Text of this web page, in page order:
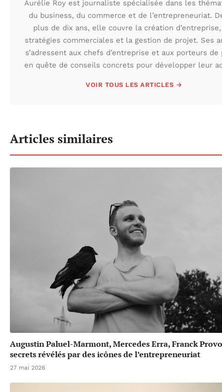
Aurélie Roy est journaliste spécialisée dans les
du business, du commerce et de l’entrepreneuriat.
plus de dix ans, elle couvre la création
stratégies commerciales et la gestion de projet. Ses
s’adressent aux chefs d’entreprise et aux porteurs de
en quête de conseils concrets pour développer leur
VOIR TOUS LES ARTICLES →
Articles similaires
Augustin Paluel-Marmont, Mercedes Erra, Franck
secrets révélés par des icônes de l’entrepreneuriat
27 mai 2026